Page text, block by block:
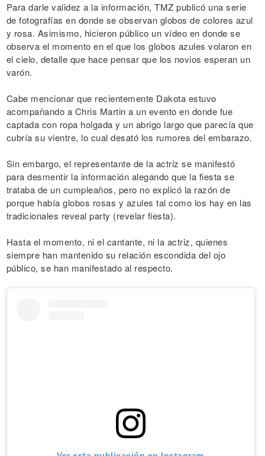
Para darle validez a la información, TMZ publicó una serie
de fotografías en donde se observan globos de colores azul
y rosa. Asimismo, hicieron público un vídeo en donde se
observa el momento en el que los globos azules volaron en
el cielo, detalle que hace pensar que los novios esperan un
varón.
Cabe mencionar que recientemente Dakota estuvo
acompañando a Chris Martin a un evento en donde fue
captada con ropa holgada y un abrigo largo que parecía que
cubría su vientre, lo cual desató los rumores del embarazo.
Sin embargo, el representante de la actriz se manifestó
para desmentir la información alegando que la fiesta se
trataba de un cumpleaños, pero no explicó la razón de
porque había globos rosas y azules tal como los hay en las
tradicionales reveal party (revelar fiesta).
Hasta el momento, ni el cantante, ni la actriz, quienes
siempre han mantenido su relación escondida del ojo
público, se han manifestado al respecto.